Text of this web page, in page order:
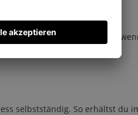
Konsistenz erhalten, selbst
selbstständig. So erhältst du